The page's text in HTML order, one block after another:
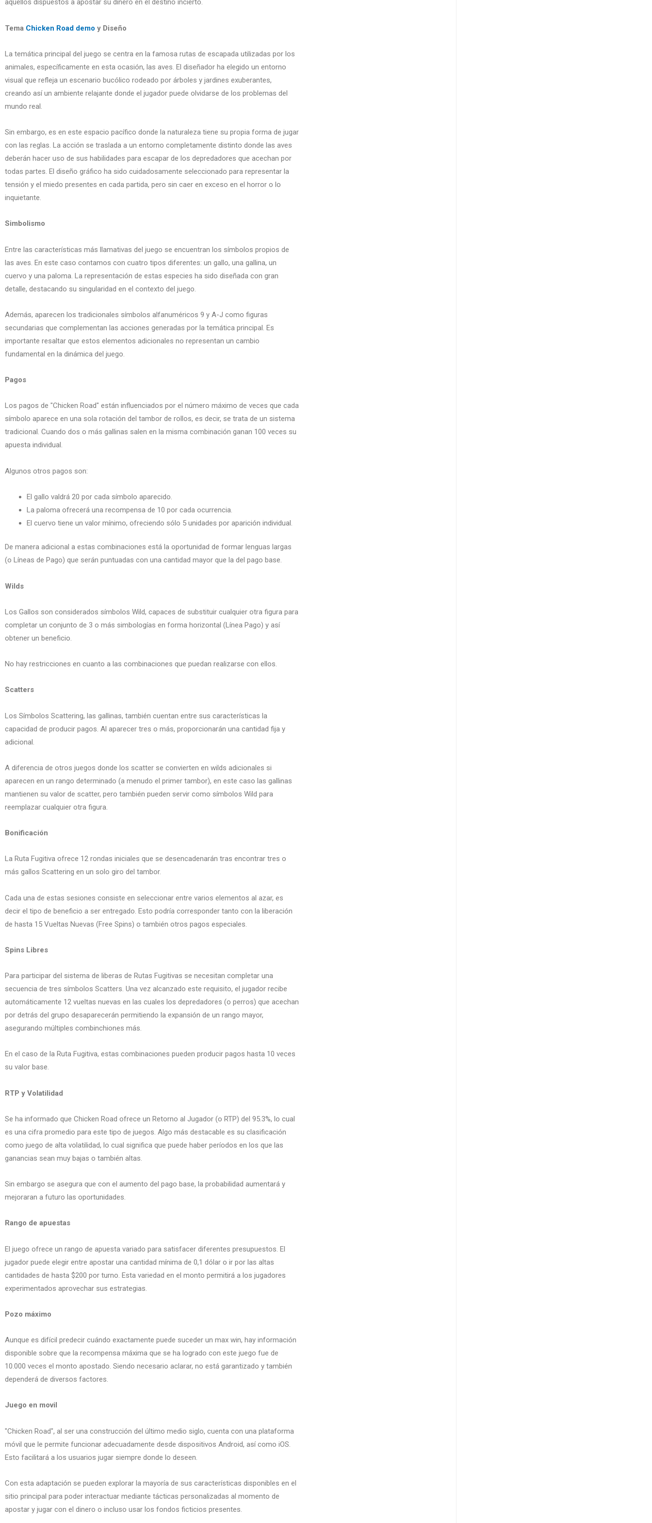
aquellos dispuestos a apostar su dinero en el destino incierto.
Tema Chicken Road demo y Diseño
La temática principal del juego se centra en la famosa rutas de escapada utilizadas por los
animales, específicamente en esta ocasión, las aves. El diseñador ha elegido un entorno
visual que refleja un escenario bucólico rodeado por árboles y jardines exuberantes,
creando así un ambiente relajante donde el jugador puede olvidarse de los problemas del
mundo real.
Sin embargo, es en este espacio pacífico donde la naturaleza tiene su propia forma de jugar
con las reglas. La acción se traslada a un entorno completamente distinto donde las aves
deberán hacer uso de sus habilidades para escapar de los depredadores que acechan por
todas partes. El diseño gráfico ha sido cuidadosamente seleccionado para representar la
tensión y el miedo presentes en cada partida, pero sin caer en exceso en el horror o lo
inquietante.
Simbolismo
Entre las características más llamativas del juego se encuentran los símbolos propios de
las aves. En este caso contamos con cuatro tipos diferentes: un gallo, una gallina, un
cuervo y una paloma. La representación de estas especies ha sido diseñada con gran
detalle, destacando su singularidad en el contexto del juego.
Además, aparecen los tradicionales símbolos alfanuméricos 9 y A-J como figuras
secundarias que complementan las acciones generadas por la temática principal. Es
importante resaltar que estos elementos adicionales no representan un cambio
fundamental en la dinámica del juego.
Pagos
Los pagos de "Chicken Road" están influenciados por el número máximo de veces que cada
símbolo aparece en una sola rotación del tambor de rollos, es decir, se trata de un sistema
tradicional. Cuando dos o más gallinas salen en la misma combinación ganan 100 veces su
apuesta individual.
Algunos otros pagos son:
El gallo valdrá 20 por cada símbolo aparecido.
La paloma ofrecerá una recompensa de 10 por cada ocurrencia.
El cuervo tiene un valor mínimo, ofreciendo sólo 5 unidades por aparición individual.
De manera adicional a estas combinaciones está la oportunidad de formar lenguas largas
(o Líneas de Pago) que serán puntuadas con una cantidad mayor que la del pago base.
Wilds
Los Gallos son considerados símbolos Wild, capaces de substituir cualquier otra figura para
completar un conjunto de 3 o más simbologías en forma horizontal (Línea Pago) y así
obtener un beneficio.
No hay restricciones en cuanto a las combinaciones que puedan realizarse con ellos.
Scatters
Los Símbolos Scattering, las gallinas, también cuentan entre sus características la
capacidad de producir pagos. Al aparecer tres o más, proporcionarán una cantidad fija y
adicional.
A diferencia de otros juegos donde los scatter se convierten en wilds adicionales si
aparecen en un rango determinado (a menudo el primer tambor), en este caso las gallinas
mantienen su valor de scatter, pero también pueden servir como símbolos Wild para
reemplazar cualquier otra figura.
Bonificación
La Ruta Fugitiva ofrece 12 rondas iniciales que se desencadenarán tras encontrar tres o
más gallos Scattering en un solo giro del tambor.
Cada una de estas sesiones consiste en seleccionar entre varios elementos al azar, es
decir el tipo de beneficio a ser entregado. Esto podría corresponder tanto con la liberación
de hasta 15 Vueltas Nuevas (Free Spins) o también otros pagos especiales.
Spins Libres
Para participar del sistema de liberas de Rutas Fugitivas se necesitan completar una
secuencia de tres símbolos Scatters. Una vez alcanzado este requisito, el jugador recibe
automáticamente 12 vueltas nuevas en las cuales los depredadores (o perros) que acechan
por detrás del grupo desaparecerán permitiendo la expansión de un rango mayor,
asegurando múltiples combinchiones más.
En el caso de la Ruta Fugitiva, estas combinaciones pueden producir pagos hasta 10 veces
su valor base.
RTP y Volatilidad
Se ha informado que Chicken Road ofrece un Retorno al Jugador (o RTP) del 95.3%, lo cual
es una cifra promedio para este tipo de juegos. Algo más destacable es su clasificación
como juego de alta volatilidad, lo cual significa que puede haber períodos en los que las
ganancias sean muy bajas o también altas.
Sin embargo se asegura que con el aumento del pago base, la probabilidad aumentará y
mejoraran a futuro las oportunidades.
Rango de apuestas
El juego ofrece un rango de apuesta variado para satisfacer diferentes presupuestos. El
jugador puede elegir entre apostar una cantidad mínima de 0,1 dólar o ir por las altas
cantidades de hasta $200 por turno. Esta variedad en el monto permitirá a los jugadores
experimentados aprovechar sus estrategias.
Pozo máximo
Aunque es difícil predecir cuándo exactamente puede suceder un max win, hay información
disponible sobre que la recompensa máxima que se ha logrado con este juego fue de
10.000 veces el monto apostado. Siendo necesario aclarar, no está garantizado y también
dependerá de diversos factores.
Juego en movil
"Chicken Road", al ser una construcción del último medio siglo, cuenta con una plataforma
móvil que le permite funcionar adecuadamente desde dispositivos Android, así como iOS.
Esto facilitará a los usuarios jugar siempre donde lo deseen.
Con esta adaptación se pueden explorar la mayoría de sus características disponibles en el
sitio principal para poder interactuar mediante tácticas personalizadas al momento de
apostar y jugar con el dinero o incluso usar los fondos ficticios presentes.